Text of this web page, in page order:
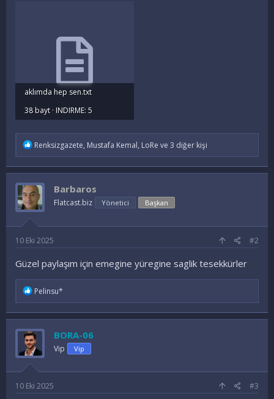
aklımda hep sen.txt
38 bayt · INDIRME: 5
İ
d
e
l
e
r
:
Renksizgazete, Mustafa Kemal, LoRe ve 3 diğer kişi
Barbaros
Flatcast.biz Yönetici Başkan
10 Eki 2025 #2
Güzel paylaşım için emegine yüregine saglik tesekkürler
İ
d
e
l
e
r
:
Pelinsu*
BORA-06
Vip Vip
10 Eki 2025 #3